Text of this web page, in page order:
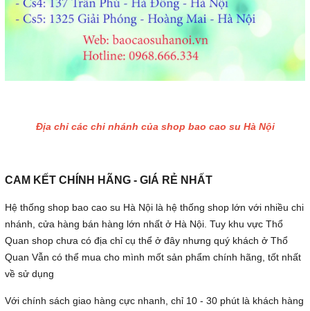
Địa chỉ các chi nhánh của shop bao cao su Hà Nội
CAM KẾT CHÍNH HÃNG - GIÁ RẺ NHẤT
Hệ thống shop bao cao su Hà Nội là hệ thống shop lớn với nhiều chi
nhánh, cửa hàng bán hàng lớn nhất ở Hà Nội. Tuy khu vực Thổ
Quan shop chưa có địa chỉ cụ thể ở đây nhưng quý khách ở Thổ
Quan Vẫn có thể mua cho mình mốt sản phẩm chính hãng, tốt nhất
về sử dụng
Với chính sách giao hàng cực nhanh, chỉ 10 - 30 phút là khách hàng